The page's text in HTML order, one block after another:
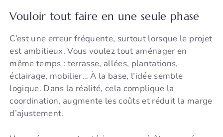
Vouloir tout faire en une seule phase
C’est une erreur fréquente, surtout lorsque le projet
est ambitieux. Vous voulez tout aménager en
même temps : terrasse, allées, plantations,
éclairage, mobilier… À la base, l’idée semble
logique. Dans la réalité, cela complique la
coordination, augmente les coûts et réduit la marge
d’ajustement.